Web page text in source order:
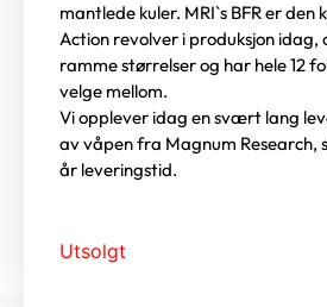
mantlede kuler. MRI`s BFR er den
Action revolver i produksjon idag,
ramme størrelser og har hele 12
velge mellom.
Vi opplever idag en svært lang
av våpen fra Magnum Research,
år leveringstid.
Utsolgt